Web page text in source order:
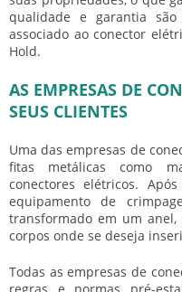
qualidade e garantia
associado ao conector
Hold.
AS EMPRESAS DE
SEUS CLIENTES
Uma dasempresas de
fitas metálicas como
conectores elétricos.
equipamento de
transformado em um
corpos onde se deseja
Todas asempresas de